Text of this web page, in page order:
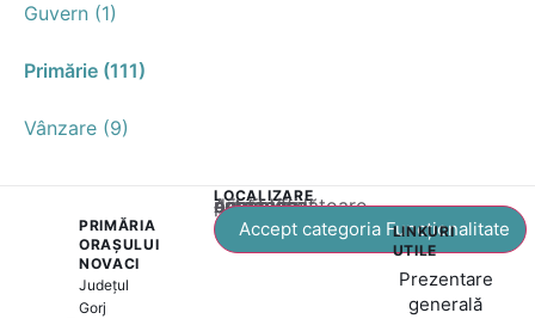
Guvern (1)
Primărie (111)
Vânzare (9)
PRIMĂRIA
ORAȘULUI
NOVACI
Județul
Gorj
LOCALIZARE
Acest conținut este blocat până când acceptați categoria corespunzătoare de cookie-uri.
Accept categoria Funcționalitate
LINKURI
UTILE
Prezentare
generală